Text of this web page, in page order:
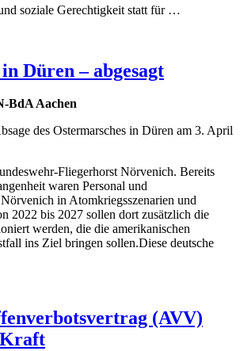
soziale Gerechtigkeit statt für …
Düren – abgesagt
BdA Aachen
des Ostermarsches in Düren am 3. April
Fliegerhorst Nörvenich. Bereits
waren Personal und
in Atomkriegsszenarien und
2022 bis 2027 sollen dort zusätzlich die
werden, die die amerikanischen
ins Ziel bringen sollen.Diese deutsche
(AVV)